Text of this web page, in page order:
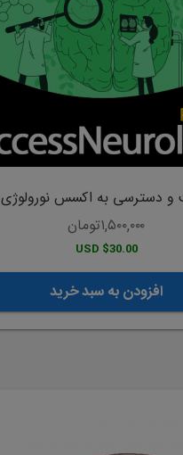
و دسترسی به اکسس نورولوژی
۱,۵۰۰,۰۰۰تومان
$30.00 USD
افزودن به سبد خرید